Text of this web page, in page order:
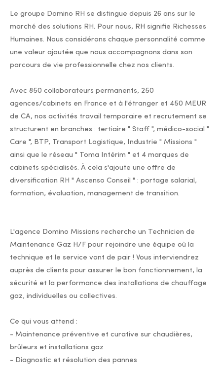
Le groupe Domino RH se distingue depuis 26 ans sur le
marché des solutions RH. Pour nous, RH signifie Richesses
Humaines. Nous considérons chaque personnalité comme
une valeur ajoutée que nous accompagnons dans son
parcours de vie professionnelle chez nos clients.
Avec 850 collaborateurs permanents, 250
agences/cabinets en France et à l'étranger et 450 MEUR
de CA, nos activités travail temporaire et recrutement se
structurent en branches : tertiaire " Staff ", médico-social "
Care ", BTP, Transport Logistique, Industrie " Missions "
ainsi que le réseau " Toma Intérim " et 4 marques de
cabinets spécialisés. À cela s'ajoute une offre de
diversification RH " Ascenso Conseil " : portage salarial,
formation, évaluation, management de transition.
L'agence Domino Missions recherche un Technicien de
Maintenance Gaz H/F pour rejoindre une équipe où la
technique et le service vont de pair ! Vous interviendrez
auprès de clients pour assurer le bon fonctionnement, la
sécurité et la performance des installations de chauffage
gaz, individuelles ou collectives.
Ce qui vous attend :
- Maintenance préventive et curative sur chaudières,
brûleurs et installations gaz
- Diagnostic et résolution des pannes